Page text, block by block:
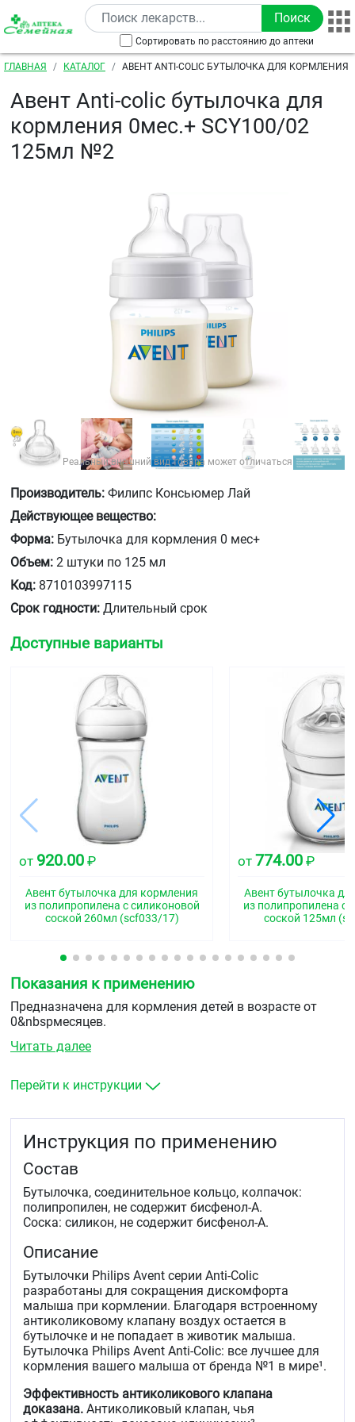
Перейти к основному содержанию
Сортировать по расстоянию до аптеки
Строка навигации
ГЛАВНАЯ КАТАЛОГ
АВЕНТ ANTI-COLIC БУТЫЛОЧКА ДЛЯ КОРМЛЕНИЯ
Авент Anti-colic бутылочка для
кормления 0мес.+ SCY100/02
125мл №2
Реальный внешний вид товара может отличаться
Производитель: Филипс Консьюмер Лай
Действующее вещество:
Форма: Бутылочка для кормления 0 мес+
Объем: 2 штуки по 125 мл
Код: 8710103997115
Срок годности: Длительный срок
Доступные варианты
от 920.00 ₽
Авент бутылочка для кормления
из полипропилена с силиконовой
соской 260мл (scf033/17)
от774.00 ₽
Авент бутылочка
из полипропилена с
соской 125мл
Показания к применению
Предназначена для кормления детей в возрасте от
0&nbspмесяцев.
Читать далее
Перейти к инструкции
Инструкция по применению
Состав
Бутылочка, соединительное кольцо, колпачок:
полипропилен, не содержит бисфенол-А.
Соска: силикон, не содержит бисфенол-А.
Описание
Бутылочки Philips Avent серии Anti-Colic
разработаны для сокращения дискомфорта
малыша при кормлении. Благодаря встроенному
антиколиковому клапану воздух остается в
бутылочке и не попадает в животик малыша.
Бутылочка Philips Avent Anti-Colic: все лучшее для
кормления вашего малыша от бренда №1 в мире¹.
Эффективность антиколикового клапана
доказана. Антиколиковый клапан, чья